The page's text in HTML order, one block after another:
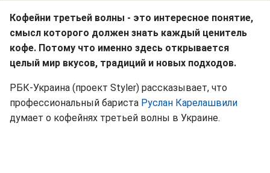
Кофейни третьей волны - это интересное понятие,
смысл которого должен знать каждый ценитель
кофе. Потому что именно здесь открывается
целый мир вкусов, традиций и новых подходов.
РБК-Украина (проект Styler) рассказывает, что
профессиональный бариста Руслан Карелашвили
думает о кофейнях третьей волны в Украине.